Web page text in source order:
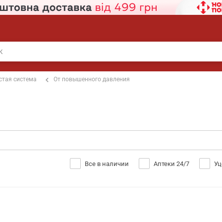
система От повышенного давления
Все в наличии Аптеки 24/7